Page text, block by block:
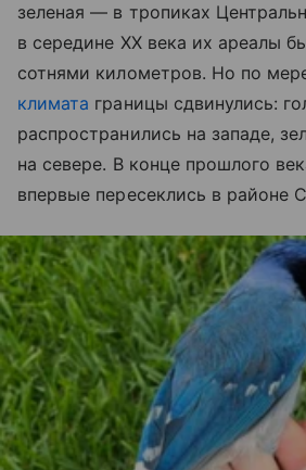
зеленая — в тропиках
в середине XX века их ареалы
сотнями километров. Но по
климата границы сдвинулись:
распространились на западе,
на севере. В конце прошлого
впервые пересеклись в районе